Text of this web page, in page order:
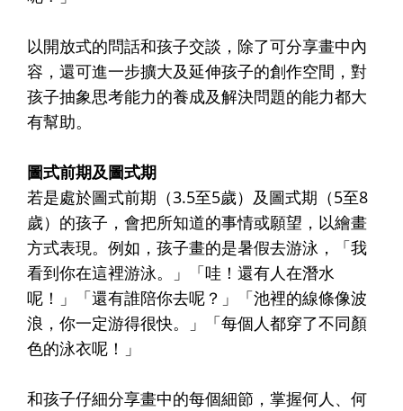
以開放式的問話和孩子交談，除了可分享畫中內
容，還可進一步擴大及延伸孩子的創作空間，對
孩子抽象思考能力的養成及解決問題的能力都大
有幫助。
圖式前期及圖式期
若是處於圖式前期（3.5至5歲）及圖式期（5至8
歲）的孩子，會把所知道的事情或願望，以繪畫
方式表現。例如，孩子畫的是暑假去游泳，「我
看到你在這裡游泳。」「哇！還有人在潛水
呢！」「還有誰陪你去呢？」「池裡的線條像波
浪，你一定游得很快。」「每個人都穿了不同顏
色的泳衣呢！」
和孩子仔細分享畫中的每個細節，掌握何人、何